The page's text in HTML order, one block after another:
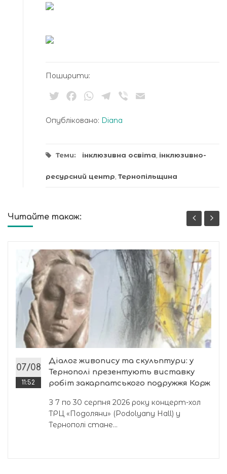
Поширити:
TwitterFacebookWhatsApp
Telegram
Viber
Опубліковано: Diana
Теми: інклюзивна освіта інклюзивно-
ресурсний центр Тернопільщина
Читайте також:
07/08
11:52
Діалог живопису та скульптури: у
Тернополі презентують виставку
робіт закарпатського подружжя Корж
З 7 по 30 серпня 2026 року концерт-хол
ТРЦ «Подоляни» (Podolyany Hall) у
Тернополі стане...